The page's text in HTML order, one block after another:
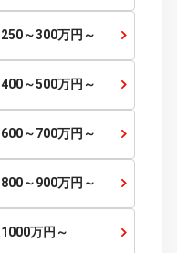
100～120万円～
150～200万円～
250～300万円～
400～500万円～
600～700 万円～